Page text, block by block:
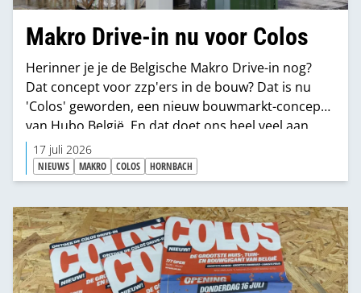
Makro Drive-in nu voor Colos
Herinner je je de Belgische Makro Drive-in nog?
Dat concept voor zzp'ers in de bouw? Dat is nu
'Colos' geworden, een nieuw bouwmarkt-concept
van Hubo België. En dat doet ons heel veel aan
Hornbach denken.
17 juli 2026
NIEUWS MAKRO COLOS HORNBACH